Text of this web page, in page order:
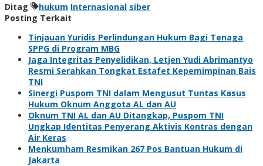
Ditag hukum Internasional siber
Posting Terkait
Tinjauan Yuridis Perlindungan Hukum Bagi Tenaga
SPPG di Program MBG
Jaga Integritas Penyelidikan, Letjen Yudi Abrimantyo
Resmi Serahkan Tongkat Estafet Kepemimpinan Bais
TNI
Sinergi Puspom TNI dalam Mengusut Tuntas Kasus
Hukum Oknum Anggota AL dan AU
Oknum TNI AL dan AU Ditangkap, Puspom TNI
Ungkap Identitas Penyerang Aktivis Kontras dengan
Air Keras
Menkumham Resmikan 267 Pos Bantuan Hukum di
Jakarta